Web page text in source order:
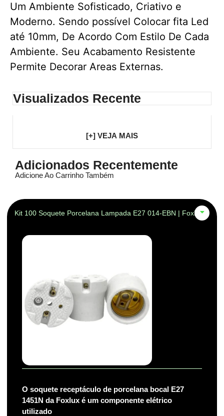
Um Ambiente Sofisticado, Criativo e
Moderno. Sendo possível Colocar fita Led
até 10mm, De Acordo Com Estilo De Cada
Ambiente. Seu Acabamento Resistente
Permite Decorar Areas Externas.
Visualizados Recente
[+] VEJA MAIS
Adicionados Recentemente
Adicione Ao Carrinho Também
Kit 100 Soquete Porcelana Lampada E27 014-EBN | Foxlux
O soquete receptáculo de porcelana bocal E27
1451N da Foxlux é um componente elétrico
utilizado